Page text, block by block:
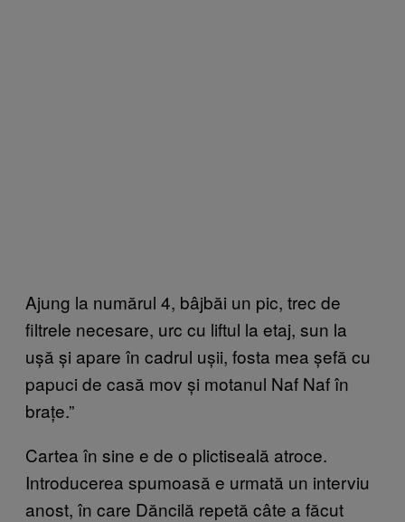
Ajung la numărul 4, bâjbăi un pic, trec de
filtrele necesare, urc cu liftul la etaj, sun la
ușă și apare în cadrul ușii, fosta mea șefă cu
papuci de casă mov și motanul Naf Naf în
brațe.”
Cartea în sine e de o plictiseală atroce.
Introducerea spumoasă e urmată un interviu
anost, în care Dăncilă repetă câte a făcut